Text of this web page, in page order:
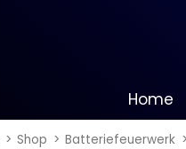
Home
Shop Batteriefeuerwerk